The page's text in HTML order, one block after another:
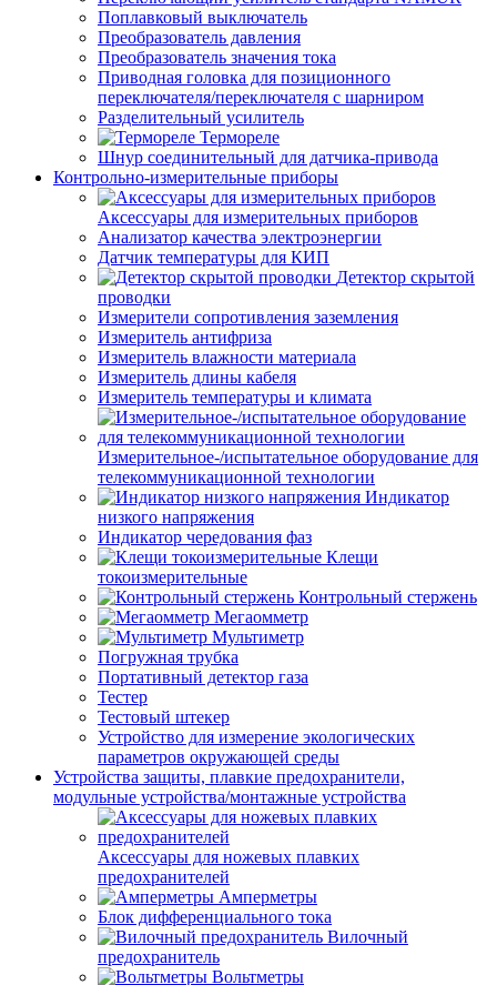
Поплавковый выключатель
Преобразователь давления
Преобразователь значения тока
Приводная головка для позиционного
переключателя/переключателя с шарниром
Разделительный усилитель
Термореле
Шнур соединительный для датчика-привода
Контрольно-измерительные приборы
Аксессуары для измерительных приборов
Анализатор качества электроэнергии
Датчик температуры для КИП
Детектор скрытой
проводки
Измерители сопротивления заземления
Измеритель антифриза
Измеритель влажности материала
Измеритель длины кабеля
Измеритель температуры и климата
Измерительное-/испытательное оборудование для
телекоммуникационной технологии
Индикатор
низкого напряжения
Индикатор чередования фаз
Клещи
токоизмерительные
Контрольный стержень
Мегаомметр
Мультиметр
Погружная трубка
Портативный детектор газа
Тестер
Тестовый штекер
Устройство для измерение экологических
параметров окружающей среды
Устройства защиты, плавкие предохранители,
модульные устройства/монтажные устройства
Аксессуары для ножевых плавких
предохранителей
Амперметры
Блок дифференциального тока
Вилочный
предохранитель
Вольтметры